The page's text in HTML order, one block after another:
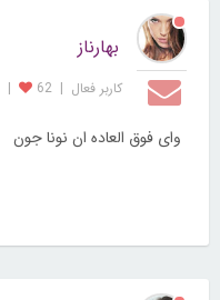
بهارناز
کاربر فعال |
62
|
وای فوق العاده ان نونا جون